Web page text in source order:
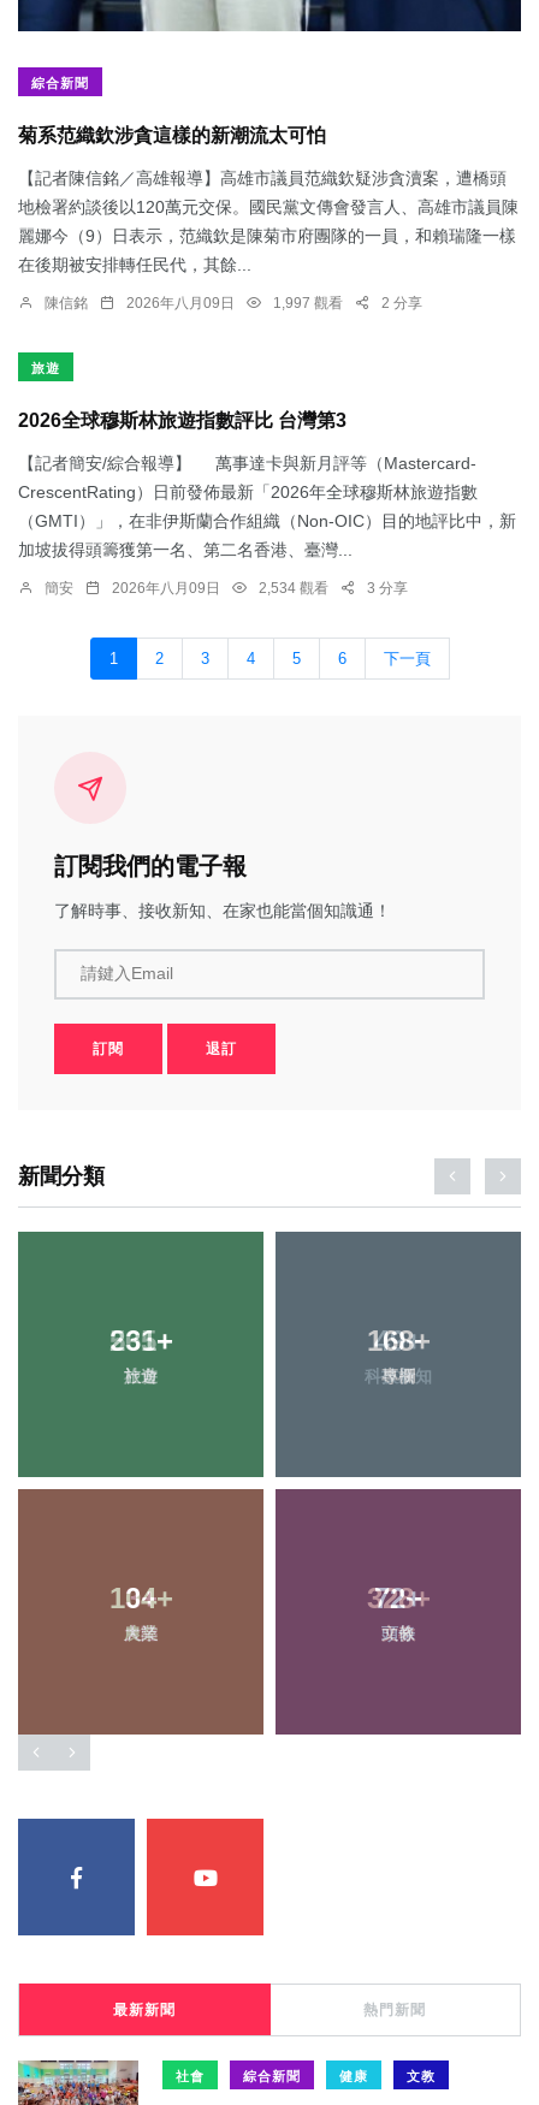
綜合新聞
菊系范織欽涉貪這樣的新潮流太可怕
【記者陳信銘／高雄報導】高雄市議員范織欽疑涉貪瀆案，遭橋頭
地檢署約談後以120萬元交保。國民黨文傳會發言人、高雄市議員陳
麗娜今（9）日表示，范織欽是陳菊市府團隊的一員，和賴瑞隆一樣
在後期被安排轉任民代，其餘...
陳信銘 2026年八月09日 1,997 觀看 2 分享
旅遊
2026全球穆斯林旅遊指數評比 台灣第3
【記者簡安/綜合報導】 萬事達卡與新月評等（Mastercard-
CrescentRating）日前發佈最新「2026年全球穆斯林旅遊指數
（GMTI）」，在非伊斯蘭合作組織（Non-OIC）目的地評比中，新
加坡拔得頭籌獲第一名、第二名香港、臺灣...
簡安 2026年八月09日 2,534 觀看 3 分享
1 2 3 4 5 6 下一頁
訂閱我們的電子報
了解時事、接收新知、在家也能當個知識通！
請鍵入Email
訂閱 退訂
新聞分類
231+
旅遊
168+
專欄
104+
農業
72+
頭條
最新新聞 熱門新聞
社會 綜合新聞 健康 文教